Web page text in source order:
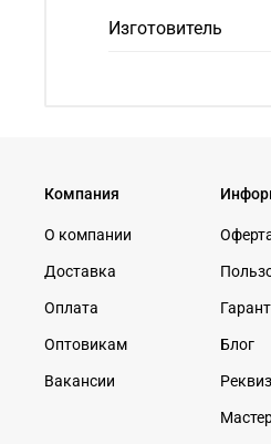
Изготовитель
Компания
О компании
Доставка
Оплата
Оптовикам
Вакансии
Блог